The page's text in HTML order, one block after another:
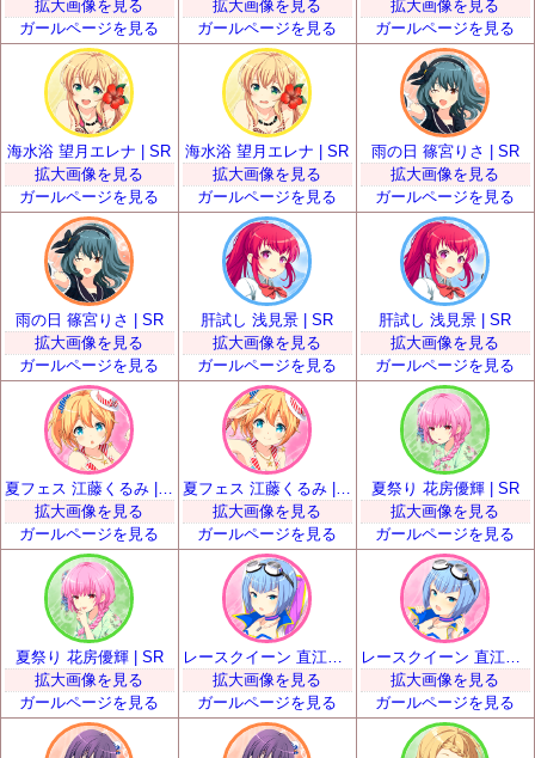
拡大画像を見る
ガールページを見る
拡大画像を見る
ガールページを見る
拡大画像を見る
ガールページを見る
海水浴 望月エレナ | SR
拡大画像を見る
ガールページを見る
海水浴 望月エレナ | SR
拡大画像を見る
ガールページを見る
雨の日 篠宮りさ | SR
拡大画像を見る
ガールページを見る
雨の日 篠宮りさ | SR
拡大画像を見る
ガールページを見る
肝試し 浅見景 | SR
拡大画像を見る
ガールページを見る
肝試し 浅見景 | SR
拡大画像を見る
ガールページを見る
拡大画像を見る
ガールページを見る
夏フェス 江藤くるみ | SR
拡大画像を見る
ガールページを見る
夏祭り 花房優輝 | SR
拡大画像を見る
ガールページを見る
夏祭り 花房優輝 | SR
拡大画像を見る
ガールページを見る
拡大画像を見る
ガールページを見る
拡大画像を見る
ガールページを見る